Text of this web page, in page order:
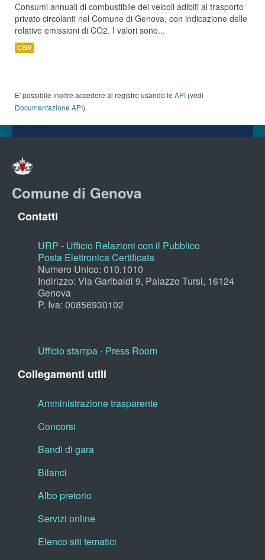
Consumi annuali di combustibile dei veicoli adibiti al trasporto
privato circolanti nel Comune di Genova, con indicazione delle
relative emissioni di CO2. I valori sono...
CSV
E' possibile inoltre accedere al registro usando le API (vedi
Documentazione API).
Comune di Genova
Contatti
URP - Ufficio Relazioni con il Pubblico
Posta Elettronica Certificata
Numero Unico: 010.1010
Indirizzo: Via Garibaldi 9, Palazzo Tursi, 16124
Genova
P. Iva: 00856930102
Ufficio stampa - Press Room
Collegamenti utili
Amministrazione trasparente
Concorsi
Bandi di gara
Bilanci
Albo pretorio
Servizi online
Elenco siti tematici